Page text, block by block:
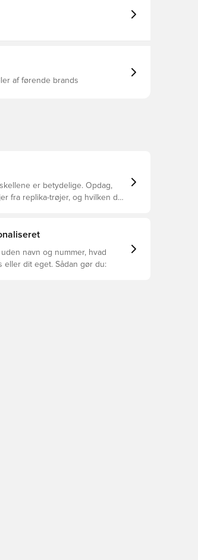
V-Ausschnitt Kurze Ärmel
Team und PUMA Branding-
für ältere Kinder und
af førende brands
er betydelige. Opdag,
fra replika-trøjer, og hvilken der
navn og nummer, hvad
dit eget. Sådan gør du: